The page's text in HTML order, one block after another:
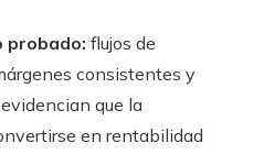
probado: flujos de
consistentes y
que la
en rentabilidad